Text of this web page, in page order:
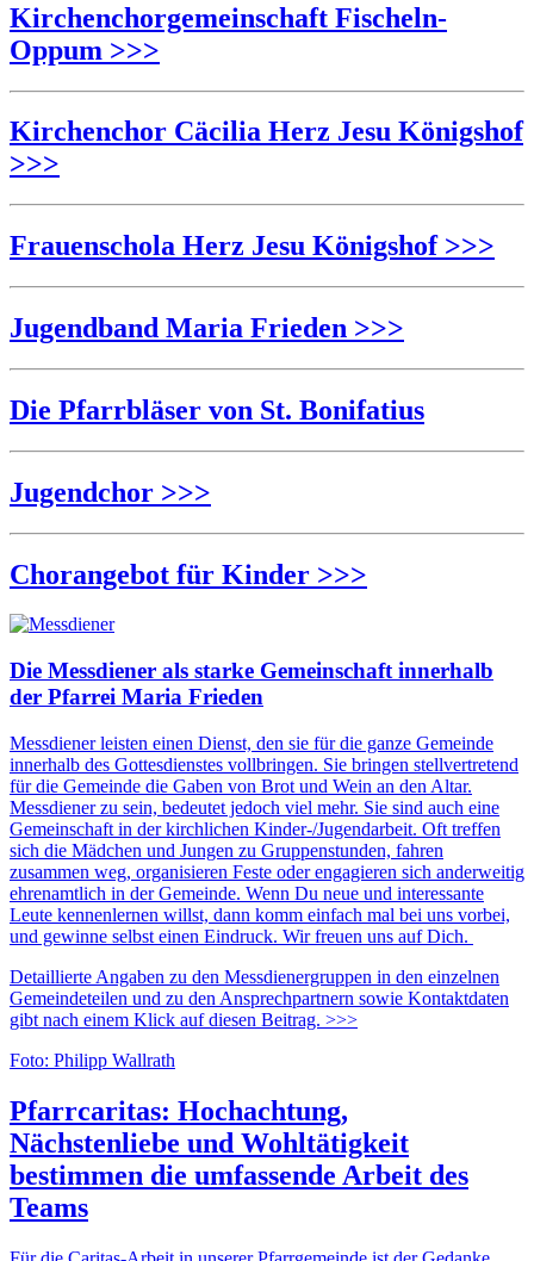
Kirchenchorgemeinschaft Fischeln-
Oppum >>>
Kirchenchor Cäcilia Herz Jesu Königshof
>>>
Frauenschola Herz Jesu Königshof >>>
Jugendband Maria Frieden >>>
Die Pfarrbläser von St. Bonifatius
Jugendchor >>>
Chorangebot für Kinder >>>
Die Messdiener als starke Gemeinschaft innerhalb
der Pfarrei Maria Frieden
Messdiener leisten einen Dienst, den sie für die ganze Gemeinde
innerhalb des Gottesdienstes vollbringen. Sie bringen stellvertretend
für die Gemeinde die Gaben von Brot und Wein an den Altar.
Messdiener zu sein, bedeutet jedoch viel mehr. Sie sind auch eine
Gemeinschaft in der kirchlichen Kinder-/Jugendarbeit. Oft treffen
sich die Mädchen und Jungen zu Gruppenstunden, fahren
zusammen weg, organisieren Feste oder engagieren sich anderweitig
ehrenamtlich in der Gemeinde. Wenn Du neue und interessante
Leute kennenlernen willst, dann komm einfach mal bei uns vorbei,
und gewinne selbst einen Eindruck. Wir freuen uns auf Dich.
Detaillierte Angaben zu den Messdienergruppen in den einzelnen
Gemeindeteilen und zu den Ansprechpartnern sowie Kontaktdaten
gibt nach einem Klick auf diesen Beitrag. >>>
Foto: Philipp Wallrath
Pfarrcaritas: Hochachtung,
Nächstenliebe und Wohltätigkeit
bestimmen die umfassende Arbeit des
Teams